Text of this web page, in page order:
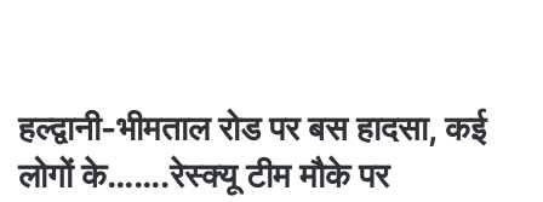
हल्द्वानी-भीमताल रोड पर बस हादसा, कई
लोगों के…….रेस्क्यू टीम मौके पर